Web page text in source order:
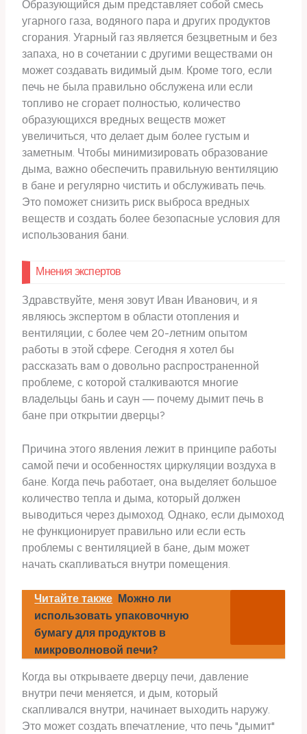
Образующийся дым представляет собой смесь
угарного газа, водяного пара и других продуктов
сгорания. Угарный газ является безцветным и без
запаха, но в сочетании с другими веществами он
может создавать видимый дым. Кроме того, если
печь не была правильно обслужена или если
топливо не сгорает полностью, количество
образующихся вредных веществ может
увеличиться, что делает дым более густым и
заметным. Чтобы минимизировать образование
дыма, важно обеспечить правильную вентиляцию
в бане и регулярно чистить и обслуживать печь.
Это поможет снизить риск выброса вредных
веществ и создать более безопасные условия для
использования бани.
Мнения экспертов
Здравствуйте, меня зовут Иван Иванович, и я
являюсь экспертом в области отопления и
вентиляции, с более чем 20-летним опытом
работы в этой сфере. Сегодня я хотел бы
рассказать вам о довольно распространенной
проблеме, с которой сталкиваются многие
владельцы бань и саун — почему дымит печь в
бане при открытии дверцы?
Причина этого явления лежит в принципе работы
самой печи и особенностях циркуляции воздуха в
бане. Когда печь работает, она выделяет большое
количество тепла и дыма, который должен
выводиться через дымоход. Однако, если дымоход
не функционирует правильно или если есть
проблемы с вентиляцией в бане, дым может
начать скапливаться внутри помещения.
Читайте также Можно ли
использовать упаковочную
бумагу для продуктов в
микроволновой печи?
Когда вы открываете дверцу печи, давление
внутри печи меняется, и дым, который
скапливался внутри, начинает выходить наружу.
Это может создать впечатление, что печь "дымит"